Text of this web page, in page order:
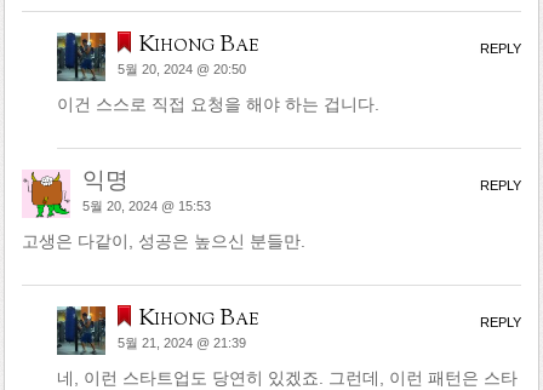
Kihong Bae
5월 20, 2024 @ 20:50
이건 스스로 직접 요청을 해야 하는 겁니다.
REPLY
익명
5월 20, 2024 @ 15:53
고생은 다같이, 성공은 높으신 분들만.
REPLY
Kihong Bae
5월 21, 2024 @ 21:39
네, 이런 스타트업도 당연히 있겠죠. 그런데, 이런 패턴은 스타
REPLY